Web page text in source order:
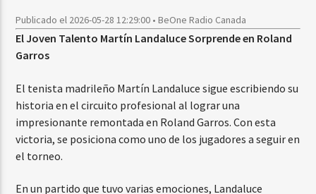
Publicado el 2026-05-28 12:29:00 • BeOne Radio Canada
El Joven Talento Martín Landaluce Sorprende en Roland
Garros
El tenista madrileño Martín Landaluce sigue escribiendo su
historia en el circuito profesional al lograr una
impresionante remontada en Roland Garros. Con esta
victoria, se posiciona como uno de los jugadores a seguir en
el torneo.
En un partido que tuvo varias emociones, Landaluce